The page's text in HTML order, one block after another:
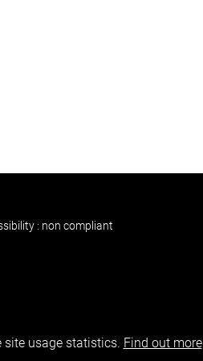
: non compliant
site usage statistics. Find out more